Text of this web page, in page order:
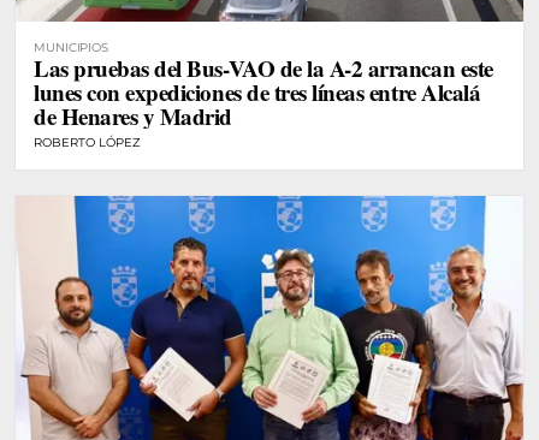
MUNICIPIOS
Las pruebas del Bus-VAO de la A-2 arrancan este
lunes con expediciones de tres líneas entre Alcalá
de Henares y Madrid
ROBERTO LÓPEZ